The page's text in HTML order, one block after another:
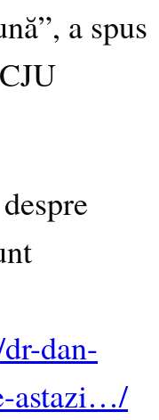
a spus
dan-
astazi…/